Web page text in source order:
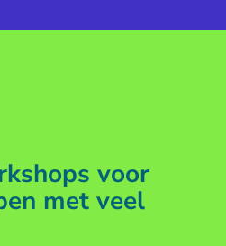
voor
met veel